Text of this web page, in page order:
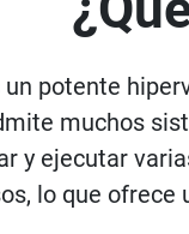
potente
muchos
y ejecutar
lo que